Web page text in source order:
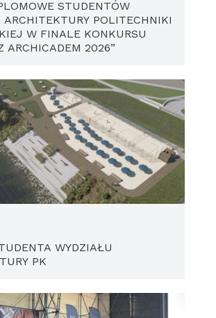
STUDENTÓW
ARCHITEKTURY POLITECHNIKI
W FINALE KONKURSU
ARCHICADEM 2026”
WYDZIAŁU
PK